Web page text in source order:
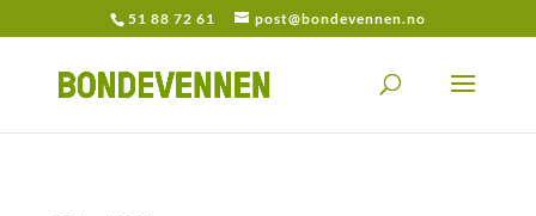
51 88 72 61 post@bondevennen.no